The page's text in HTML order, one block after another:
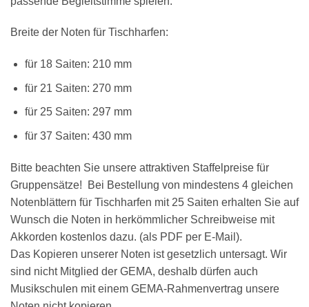
Breite der Noten für Tischharfen:
für 18 Saiten: 210 mm
für 21 Saiten: 270 mm
für 25 Saiten: 297 mm
für 37 Saiten: 430 mm
Bitte beachten Sie unsere attraktiven Staffelpreise für
Gruppensätze! Bei Bestellung von mindestens 4 gleichen
Notenblättern für Tischharfen mit 25 Saiten erhalten Sie auf
Wunsch die Noten in herkömmlicher Schreibweise mit
Akkorden kostenlos dazu. (als PDF per E-Mail).
Das Kopieren unserer Noten ist gesetzlich untersagt. Wir
sind nicht Mitglied der GEMA, deshalb dürfen auch
Musikschulen mit einem GEMA-Rahmenvertrag unsere
AKKORDZITHER